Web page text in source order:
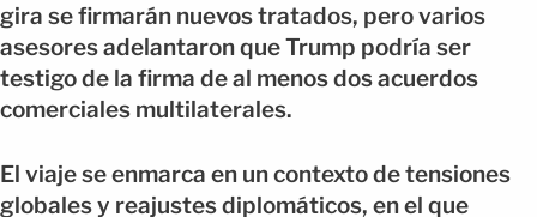
gira se firmarán nuevos tratados, pero varios
asesores adelantaron que Trump podría ser
testigo de la firma de al menos dos acuerdos
comerciales multilaterales.
El viaje se enmarca en un contexto de tensiones
globales y reajustes diplomáticos, en el que